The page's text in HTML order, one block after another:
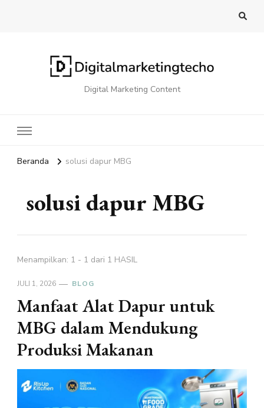
Digital Marketing Content
Beranda solusi dapur MBG
solusi dapur MBG
Menampilkan: 1 - 1 dari 1 HASIL
JULI 1, 2026 BLOG
Manfaat Alat Dapur untuk
MBG dalam Mendukung
Produksi Makanan